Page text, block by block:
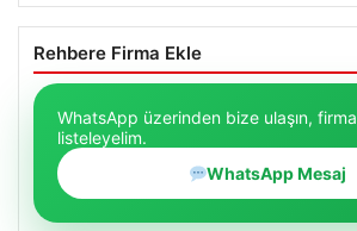
Rehbere Firma Ekle
WhatsApp üzerinden bize ulaşın,
listeleyelim.
WhatsApp Mesaj